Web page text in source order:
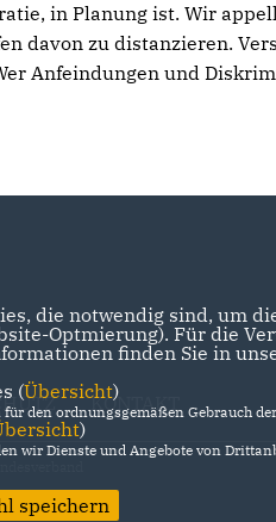
in Planung ist. Wir
davon zu distanzieren.
Anfeindungen und
KONTAKT
die notwendig sind, um
Optmierung). Für die
finden Sie in
(Übersicht)
den ordnungsgemäßen Gebrauch
)
wir Dienste und Angebote von
speichern